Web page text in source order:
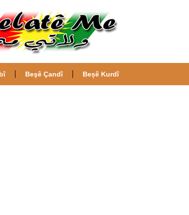
Beşê Çandî Beșê Kurdî